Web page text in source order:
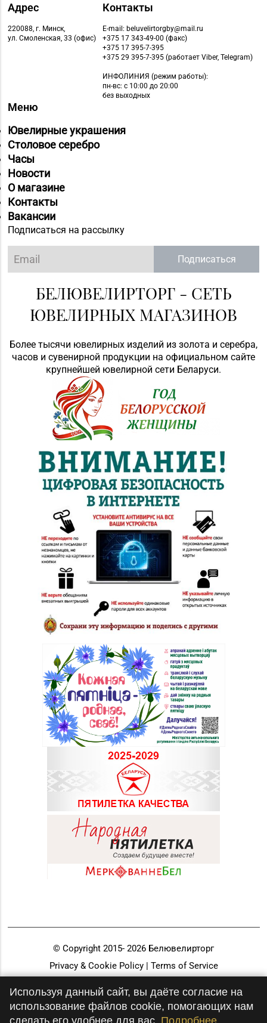
Адрес
220088, г. Минск,
ул. Смоленская, 33 (офис)
Контакты
E-mail: beluvelirtorgby@mail.ru
+375 17 343-49-00 (факс)
+375 17 395-7-395
+375 29 395-7-395 (работает Viber, Telegram)
ИНФОЛИНИЯ (режим работы):
пн-вс: с 10:00 до 20:00
без выходных
Меню
Ювелирные украшения
Столовое серебро
Часы
Новости
О магазине
Контакты
Вакансии
Подписаться на рассылку
Подписаться
БЕЛЮВЕЛИРТОРГ - СЕТЬ
ЮВЕЛИРНЫХ МАГАЗИНОВ
Более тысячи ювелирных изделий из золота и серебра,
часов и сувенирной продукции на официальном сайте
крупнейшей ювелирной сети Беларуси.
© Copyright 2015- 2026 Белювелирторг
Privacy & Cookie Policy | Terms of Service
Используя данный сайт, вы даёте согласие на
использование файлов cookie, помогающих нам
сделать его удобнее для вас. Подробнее